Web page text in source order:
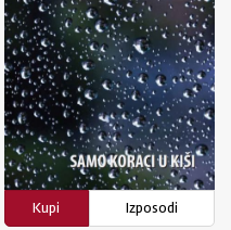
Kupi
Izposodi